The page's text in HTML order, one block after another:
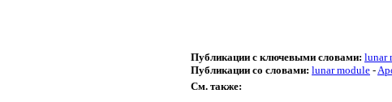
Публикации с ключевыми словами: lunar
Публикации со словами: lunar module -
См. также: